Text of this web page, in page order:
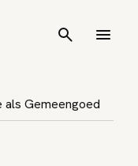
als Gemeengoed